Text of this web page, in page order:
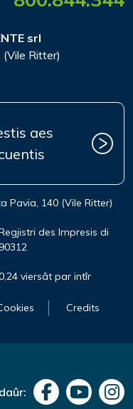
srl
Ritter)
aes
Pavia, 140 (Vile Ritter)
des Impresis di
viersât par intîr
Credits